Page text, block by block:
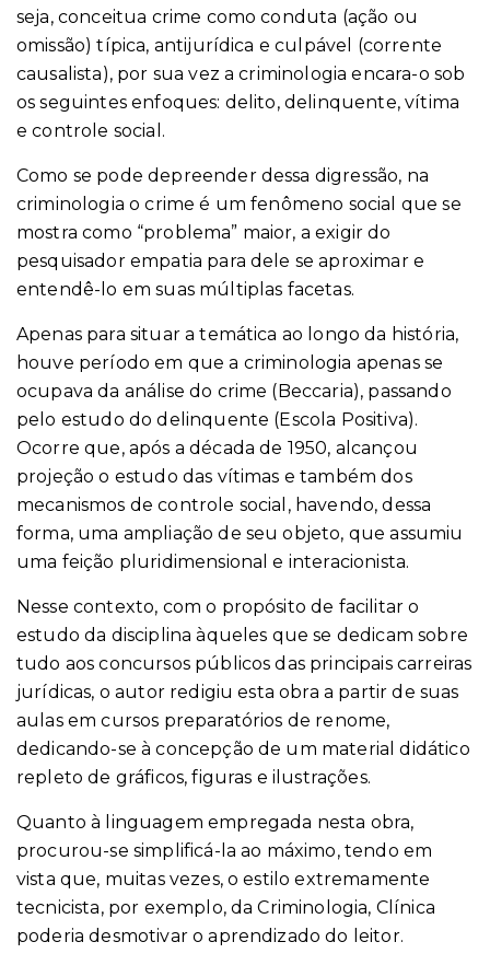
seja, conceitua crime como conduta (ação ou
omissão) típica, antijurídica e culpável (corrente
causalista), por sua vez a criminologia encara-o sob
os seguintes enfoques: delito, delinquente, vítima
e controle social.
Como se pode depreender dessa digressão, na
criminologia o crime é um fenômeno social que se
mostra como “problema” maior, a exigir do
pesquisador empatia para dele se aproximar e
entendê-lo em suas múltiplas facetas.
Apenas para situar a temática ao longo da história,
houve período em que a criminologia apenas se
ocupava da análise do crime (Beccaria), passando
pelo estudo do delinquente (Escola Positiva).
Ocorre que, após a década de 1950, alcançou
projeção o estudo das vítimas e também dos
mecanismos de controle social, havendo, dessa
forma, uma ampliação de seu objeto, que assumiu
uma feição pluridimensional e interacionista.
Nesse contexto, com o propósito de facilitar o
estudo da disciplina àqueles que se dedicam sobre
tudo aos concursos públicos das principais carreiras
jurídicas, o autor redigiu esta obra a partir de suas
aulas em cursos preparatórios de renome,
dedicando-se à concepção de um material didático
repleto de gráficos, figuras e ilustrações.
Quanto à linguagem empregada nesta obra,
procurou-se simplificá-la ao máximo, tendo em
vista que, muitas vezes, o estilo extremamente
tecnicista, por exemplo, da Criminologia, Clínica
poderia desmotivar o aprendizado do leitor.